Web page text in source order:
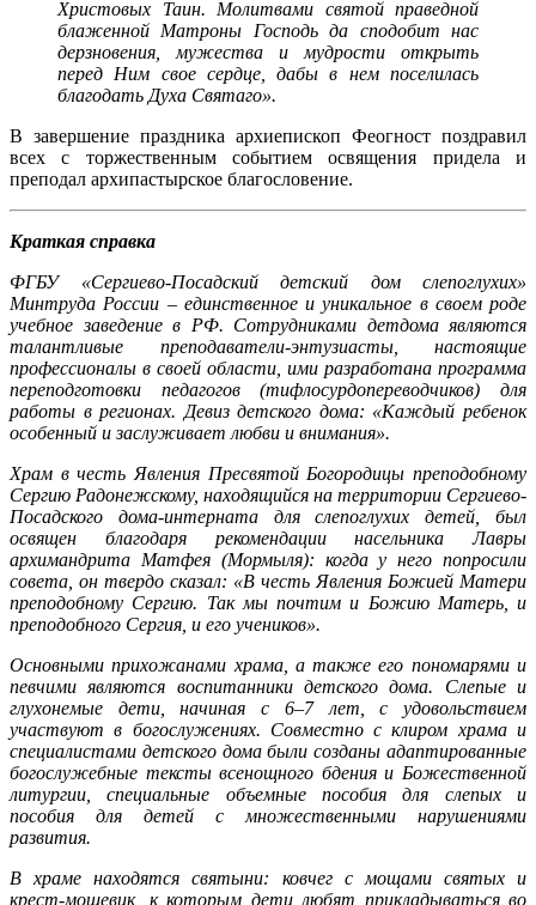
Христовых Таин. Молитвами святой праведной
блаженной Матроны Господь да сподобит нас
дерзновения, мужества и мудрости открыть
перед Ним свое сердце, дабы в нем поселилась
благодать Духа Святаго».
В завершение праздника архиепископ Феогност поздравил
всех с торжественным событием освящения придела и
преподал архипастырское благословение.
Краткая справка
ФГБУ «Сергиево-Посадский детский дом слепоглухих»
Минтруда России – единственное и уникальное в своем роде
учебное заведение в РФ. Сотрудниками детдома являются
талантливые преподаватели-энтузиасты, настоящие
профессионалы в своей области, ими разработана программа
переподготовки педагогов (тифлосурдопереводчиков) для
работы в регионах. Девиз детского дома: «Каждый ребенок
особенный и заслуживает любви и внимания».
Храм в честь Явления Пресвятой Богородицы преподобному
Сергию Радонежскому, находящийся на территории Сергиево-
Посадского дома-интерната для слепоглухих детей, был
освящен благодаря рекомендации насельника Лавры
архимандрита Матфея (Мормыля): когда у него попросили
совета, он твердо сказал: «В честь Явления Божией Матери
преподобному Сергию. Так мы почтим и Божию Матерь, и
преподобного Сергия, и его учеников».
Основными прихожанами храма, а также его пономарями и
певчими являются воспитанники детского дома. Слепые и
глухонемые дети, начиная с 6–7 лет, с удовольствием
участвуют в богослужениях. Совместно с клиром храма и
специалистами детского дома были созданы адаптированные
богослужебные тексты всенощного бдения и Божественной
литургии, специальные объемные пособия для слепых и
пособия для детей с множественными нарушениями
развития.
В храме находятся святыни: ковчег с мощами святых и
крест-мощевик, к которым дети любят прикладываться во